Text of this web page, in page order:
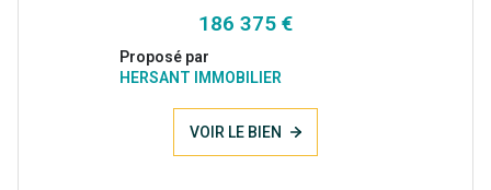
186 375 €
Proposé par
HERSANT IMMOBILIER
VOIR LE BIEN